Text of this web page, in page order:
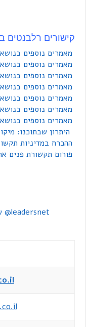
קישורים רלבנטים
מאמרים נוספים
מאמרים נוספים
מאמרים נוספים
מאמרים נוספים
מאמרים נוספים בנושא
מאמרים נוספים
מאמרים נוספים בנושא
היתרון שבתוכנו:
ההכרח במדיניות
פורום תקשורת פנים
@leadersnet